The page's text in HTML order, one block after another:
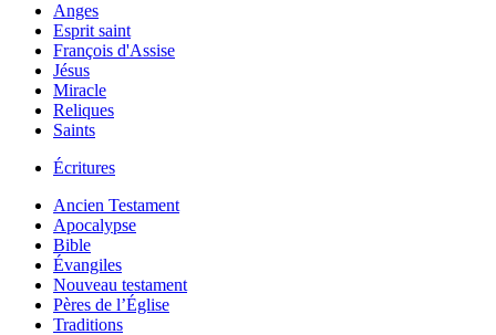
Anges
Esprit saint
François d'Assise
Jésus
Miracle
Reliques
Saints
Écritures
Ancien Testament
Apocalypse
Bible
Évangiles
Nouveau testament
Pères de l’Église
Traditions